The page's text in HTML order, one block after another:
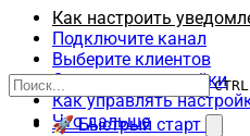
🚀 Быстрый старт
Как настроить
Подключите канал
Выберите клиентов
Сохраните настройки
Как управлять
Что дальше